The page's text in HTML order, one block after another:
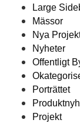
Large
Mässor
Nya
Nyheter
Offentligt
Porträttet
Projekt